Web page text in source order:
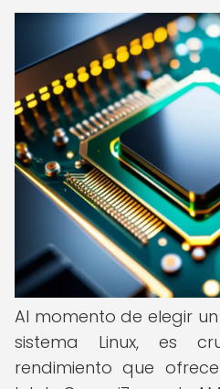
Al momento de elegir
sistema Linux, es
rendimiento que